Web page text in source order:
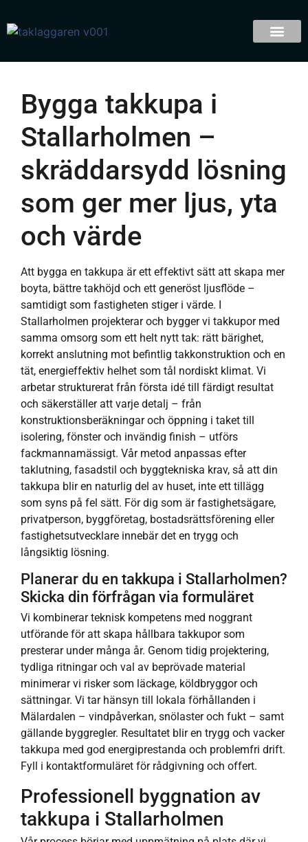
Bygga takkupa i
Stallarholmen –
skräddarsydd lösning
som ger mer ljus, yta
och värde
Att bygga en takkupa är ett effektivt sätt att skapa mer
boyta, bättre takhöjd och ett generöst ljusflöde –
samtidigt som fastigheten stiger i värde. I
Stallarholmen projekterar och bygger vi takkupor med
samma omsorg som ett helt nytt tak: rätt bärighet,
korrekt anslutning mot befintlig takkonstruktion och en
tät, energieffektiv helhet som tål nordiskt klimat. Vi
arbetar strukturerat från första idé till färdigt resultat
och säkerställer att varje detalj – från
konstruktionsberäkningar och öppning i taket till
isolering, fönster och invändig finish – utförs
fackmannamässigt. Vår metod anpassas efter
taklutning, fasadstil och byggtekniska krav, så att din
takkupa blir en naturlig del av huset, inte ett tillägg
som syns på fel sätt. För dig som är fastighetsägare,
privatperson, byggföretag, bostadsrättsförening eller
fastighetsutvecklare innebär det en trygg och
långsiktig lösning.
Planerar du en takkupa i Stallarholmen?
Skicka din förfrågan via formuläret
Vi kombinerar teknisk kompetens med noggrant
utförande för att skapa hållbara takkupor som
presterar under många år. Genom tidig projektering,
tydliga ritningar och val av beprövade material
minimerar vi risker som läckage, köldbryggor och
sättningar. Vi tar hänsyn till lokala förhållanden i
Mälardalen – vindpåverkan, snölaster och fukt – samt
gällande byggregler. Resultatet blir en trygg och vacker
takkupa med god energiprestanda och problemfri drift.
Fyll i kontaktformuläret för rådgivning och offert.
Professionell byggnation av
takkupa i Stallarholmen